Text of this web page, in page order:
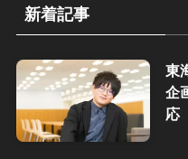
新着記事
東
企
応